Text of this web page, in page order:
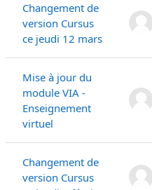
Changement de
version Cursus
ce jeudi 12 mars
Mise à jour du
module VIA -
Enseignement
virtuel
Changement de
version Cursus